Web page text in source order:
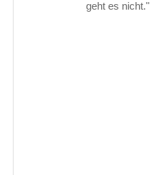
geht es nicht."